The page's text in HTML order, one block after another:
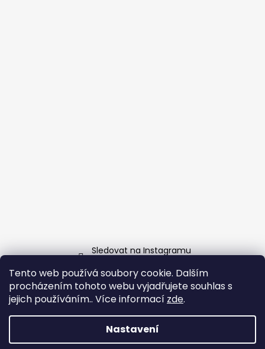
Tento web používá soubory cookie. Dalším
procházením tohoto webu vyjadřujete souhlas s
jejich používáním.. Více informací zde.
Nastavení
Sledovat na Instagramu
Facebook